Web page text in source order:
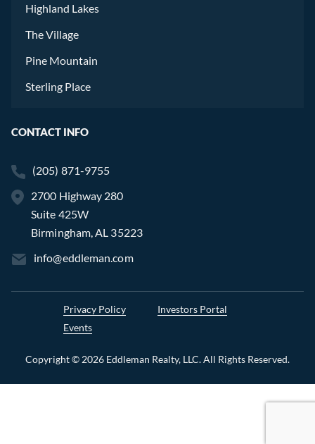
Highland Lakes
The Village
Pine Mountain
Sterling Place
CONTACT INFO
(205) 871-9755
2700 Highway 280
Suite 425W
Birmingham, AL 35223
info@eddleman.com
Privacy Policy
Investors Portal
Events
Copyright © 2026 Eddleman Realty, LLC. All Rights Reserved.